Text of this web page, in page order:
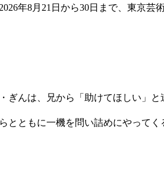
年8月21日から30日まで、東京芸
ぎんは、兄から「助けてほしい」と
とともに一機を問い詰めにやってく